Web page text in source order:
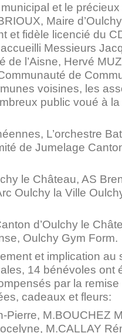
et le
Maire
et fidèle licencié du
Messieurs
de l’Aisne, Hervé
de
voisines, les
public voué à
L’orchestre
de Jumelage
le Château, AS
Oulchy la Ville
d’Oulchy le
Oulchy Gym Form.
et implication au
14 bénévoles ont
par la remise
cadeaux et fleurs:
Pierre, M.BOUCHEZ
M.CALLAY